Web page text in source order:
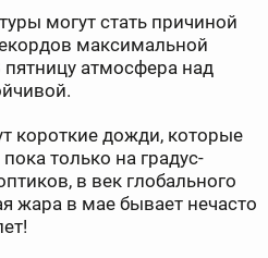
могут стать причиной
максимальной
атмосфера над
короткие дожди, которые
только на градус-
в век глобального
жара в мае бывает нечасто